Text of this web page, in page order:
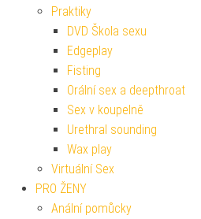
Praktiky
DVD Škola sexu
Edgeplay
Fisting
Orální sex a deepthroat
Sex v koupelně
Urethral sounding
Wax play
Virtuální Sex
PRO ŽENY
Anální pomůcky